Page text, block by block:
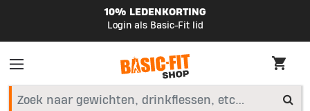
10% LEDENKORTING
Login als Basic-Fit lid